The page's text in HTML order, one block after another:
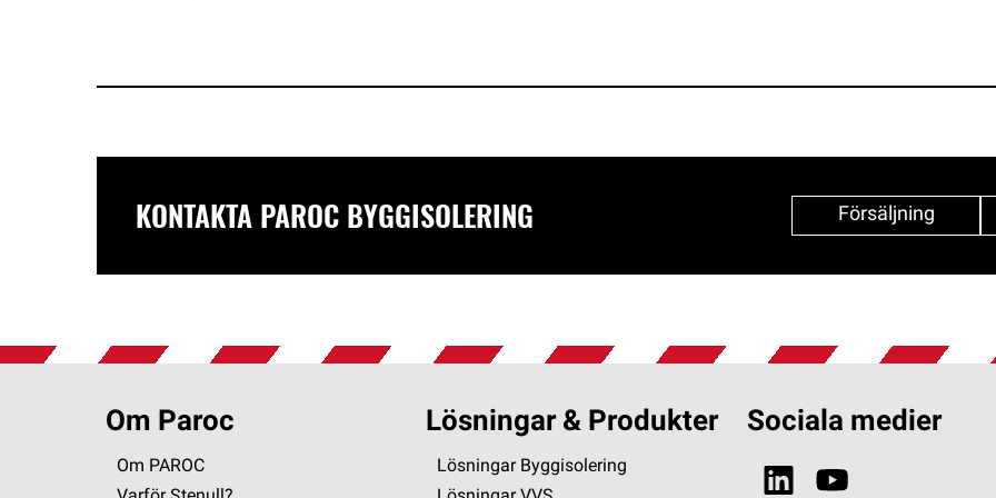
KONTAKTA PAROC BYGGISOLERING Försäljning
Om Paroc
Om PAROC
Lösningar & Produkter
Lösningar Byggisolering
Sociala medier